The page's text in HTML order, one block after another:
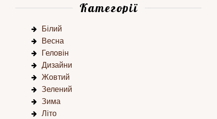
Категорії
Білий
Весна
Геловін
Дизайни
Жовтий
Зелений
Зима
Літо